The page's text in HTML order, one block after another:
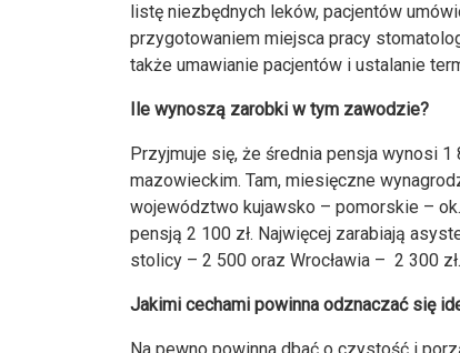
listę niezbędnych leków, pacjentów
przygotowaniem miejsca pracy
także umawianie pacjentów i ustalanie
Ile wynoszą zarobki w tym zawodzie?
Przyjmuje się, że średnia pensja wynosi
mazowieckim. Tam, miesięczne
województwo kujawsko – pomorskie –
pensją 2 100 zł. Najwięcej zarabiają
stolicy – 2 500 oraz Wrocławia – 2 300 zł.
Jakimi cechami powinna odznaczać się